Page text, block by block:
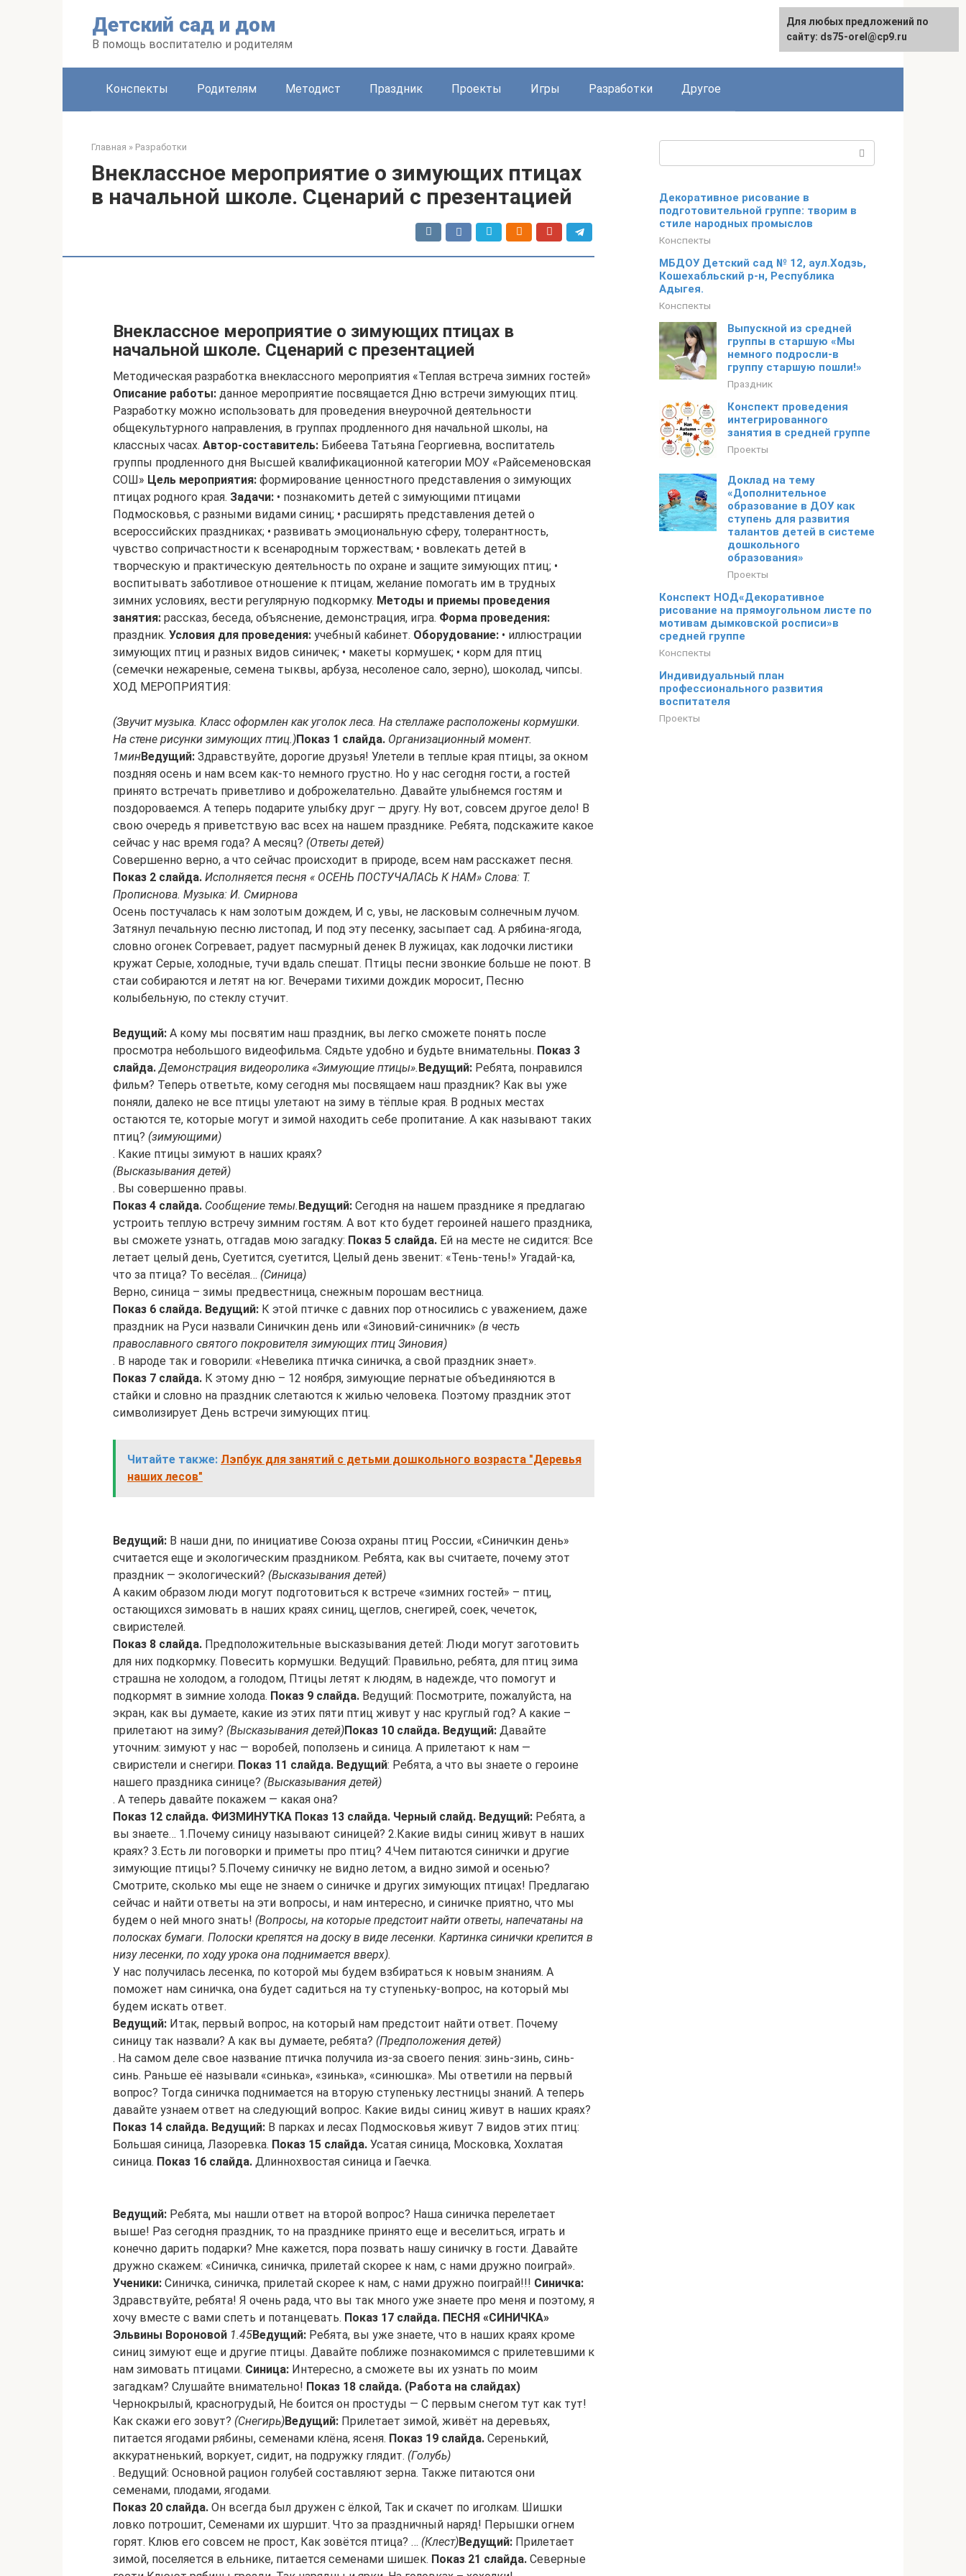
Детский сад и дом
В помощь воспитателю и родителям
Конспекты Родителям Методист Праздник Проекты Игры Разработки Другое
Главная » Разработки
Внеклассное мероприятие о зимующих птицах
в начальной школе. Сценарий с презентацией
Внеклассное мероприятие о зимующих птицах в
начальной школе. Сценарий с презентацией
Методическая разработка внеклассного мероприятия «Теплая встреча зимних гостей»
Описание работы: данное мероприятие посвящается Дню встречи зимующих птиц.
Разработку можно использовать для проведения внеурочной деятельности
общекультурного направления, в группах продленного дня начальной школы, на
классных часах. Автор-составитель: Бибеева Татьяна Георгиевна, воспитатель
группы продленного дня Высшей квалификационной категории МОУ «Райсеменовская
СОШ» Цель мероприятия: формирование ценностного представления о зимующих
птицах родного края. Задачи: • познакомить детей с зимующими птицами
Подмосковья, с разными видами синиц; • расширять представления детей о
всероссийских праздниках; • развивать эмоциональную сферу, толерантность,
чувство сопричастности к всенародным торжествам; • вовлекать детей в
творческую и практическую деятельность по охране и защите зимующих птиц; •
воспитывать заботливое отношение к птицам, желание помогать им в трудных
зимних условиях, вести регулярную подкормку. Методы и приемы проведения
занятия: рассказ, беседа, объяснение, демонстрация, игра. Форма проведения:
праздник. Условия для проведения: учебный кабинет. Оборудование: • иллюстрации
зимующих птиц и разных видов синичек; • макеты кормушек; • корм для птиц
(семечки нежареные, семена тыквы, арбуза, несоленое сало, зерно), шоколад, чипсы.
ХОД МЕРОПРИЯТИЯ:
(Звучит музыка. Класс оформлен как уголок леса. На стеллаже расположены кормушки.
На стене рисунки зимующих птиц.)Показ 1 слайда. Организационный момент.
1минВедущий: Здравствуйте, дорогие друзья! Улетели в теплые края птицы, за окном
поздняя осень и нам всем как-то немного грустно. Но у нас сегодня гости, а гостей
принято встречать приветливо и доброжелательно. Давайте улыбнемся гостям и
поздороваемся. А теперь подарите улыбку друг — другу. Ну вот, совсем другое дело! В
свою очередь я приветствую вас всех на нашем празднике. Ребята, подскажите какое
сейчас у нас время года? А месяц? (Ответы детей)
Совершенно верно, а что сейчас происходит в природе, всем нам расскажет песня.
Показ 2 слайда. Исполняется песня « ОСЕНЬ ПОСТУЧАЛАСЬ К НАМ» Слова: Т.
Прописнова. Музыка: И. Смирнова
Осень постучалась к нам золотым дождем, И с, увы, не ласковым солнечным лучом.
Затянул печальную песню листопад, И под эту песенку, засыпает сад. А рябина-ягода,
словно огонек Согревает, радует пасмурный денек В лужицах, как лодочки листики
кружат Серые, холодные, тучи вдаль спешат. Птицы песни звонкие больше не поют. В
стаи собираются и летят на юг. Вечерами тихими дождик моросит, Песню
колыбельную, по стеклу стучит.
Ведущий: А кому мы посвятим наш праздник, вы легко сможете понять после
просмотра небольшого видеофильма. Сядьте удобно и будьте внимательны. Показ 3
слайда. Демонстрация видеоролика «Зимующие птицы».Ведущий: Ребята, понравился
фильм? Теперь ответьте, кому сегодня мы посвящаем наш праздник? Как вы уже
поняли, далеко не все птицы улетают на зиму в тёплые края. В родных местах
остаются те, которые могут и зимой находить себе пропитание. А как называют таких
птиц? (зимующими)
. Какие птицы зимуют в наших краях?
(Высказывания детей)
. Вы совершенно правы.
Показ 4 слайда. Сообщение темы.Ведущий: Сегодня на нашем празднике я предлагаю
устроить теплую встречу зимним гостям. А вот кто будет героиней нашего праздника,
вы сможете узнать, отгадав мою загадку: Показ 5 слайда. Ей на месте не сидится: Все
летает целый день, Суетится, суетится, Целый день звенит: «Тень-тень!» Угадай-ка,
что за птица? То весёлая… (Синица)
Верно, синица – зимы предвестница, снежным порошам вестница.
Показ 6 слайда. Ведущий: К этой птичке с давних пор относились с уважением, даже
праздник на Руси назвали Синичкин день или «Зиновий-синичник» (в честь
православного святого покровителя зимующих птиц Зиновия)
. В народе так и говорили: «Невелика птичка синичка, а свой праздник знает».
Показ 7 слайда. К этому дню – 12 ноября, зимующие пернатые объединяются в
стайки и словно на праздник слетаются к жилью человека. Поэтому праздник этот
символизирует День встречи зимующих птиц.
Читайте также: Лэпбук для занятий с детьми дошкольного возраста "Деревья
наших лесов"
Ведущий: В наши дни, по инициативе Союза охраны птиц России, «Синичкин день»
считается еще и экологическим праздником. Ребята, как вы считаете, почему этот
праздник — экологический? (Высказывания детей)
А каким образом люди могут подготовиться к встрече «зимних гостей» – птиц,
остающихся зимовать в наших краях синиц, щеглов, снегирей, соек, чечеток,
свиристелей.
Показ 8 слайда. Предположительные высказывания детей: Люди могут заготовить
для них подкормку. Повесить кормушки. Ведущий: Правильно, ребята, для птиц зима
страшна не холодом, а голодом, Птицы летят к людям, в надежде, что помогут и
подкормят в зимние холода. Показ 9 слайда. Ведущий: Посмотрите, пожалуйста, на
экран, как вы думаете, какие из этих пяти птиц живут у нас круглый год? А какие –
прилетают на зиму? (Высказывания детей)Показ 10 слайда. Ведущий: Давайте
уточним: зимуют у нас — воробей, поползень и синица. А прилетают к нам —
свиристели и снегири. Показ 11 слайда. Ведущий: Ребята, а что вы знаете о героине
нашего праздника синице? (Высказывания детей)
. А теперь давайте покажем — какая она?
Показ 12 слайда. ФИЗМИНУТКА Показ 13 слайда. Черный слайд. Ведущий: Ребята, а
вы знаете… 1.Почему синицу называют синицей? 2.Какие виды синиц живут в наших
краях? 3.Есть ли поговорки и приметы про птиц? 4.Чем питаются синички и другие
зимующие птицы? 5.Почему синичку не видно летом, а видно зимой и осенью?
Смотрите, сколько мы еще не знаем о синичке и других зимующих птицах! Предлагаю
сейчас и найти ответы на эти вопросы, и нам интересно, и синичке приятно, что мы
будем о ней много знать! (Вопросы, на которые предстоит найти ответы, напечатаны на
полосках бумаги. Полоски крепятся на доску в виде лесенки. Картинка синички крепится в
низу лесенки, по ходу урока она поднимается вверх).
У нас получилась лесенка, по которой мы будем взбираться к новым знаниям. А
поможет нам синичка, она будет садиться на ту ступеньку-вопрос, на который мы
будем искать ответ.
Ведущий: Итак, первый вопрос, на который нам предстоит найти ответ. Почему
синицу так назвали? А как вы думаете, ребята? (Предположения детей)
. На самом деле свое название птичка получила из-за своего пения: зинь-зинь, синь-
синь. Раньше её называли «синька», «зинька», «синюшка». Мы ответили на первый
вопрос? Тогда синичка поднимается на вторую ступеньку лестницы знаний. А теперь
давайте узнаем ответ на следующий вопрос. Какие виды синиц живут в наших краях?
Показ 14 слайда. Ведущий: В парках и лесах Подмосковья живут 7 видов этих птиц:
Большая синица, Лазоревка. Показ 15 слайда. Усатая синица, Московка, Хохлатая
синица. Показ 16 слайда. Длиннохвостая синица и Гаечка.
Ведущий: Ребята, мы нашли ответ на второй вопрос? Наша синичка перелетает
выше! Раз сегодня праздник, то на празднике принято еще и веселиться, играть и
конечно дарить подарки? Мне кажется, пора позвать нашу синичку в гости. Давайте
дружно скажем: «Синичка, синичка, прилетай скорее к нам, с нами дружно поиграй».
Ученики: Синичка, синичка, прилетай скорее к нам, с нами дружно поиграй!!! Синичка:
Здравствуйте, ребята! Я очень рада, что вы так много уже знаете про меня и поэтому, я
хочу вместе с вами спеть и потанцевать. Показ 17 слайда. ПЕСНЯ «СИНИЧКА»
Эльвины Вороновой 1.45Ведущий: Ребята, вы уже знаете, что в наших краях кроме
синиц зимуют еще и другие птицы. Давайте поближе познакомимся с прилетевшими к
нам зимовать птицами. Синица: Интересно, а сможете вы их узнать по моим
загадкам? Слушайте внимательно! Показ 18 слайда. (Работа на слайдах)
Чернокрылый, красногрудый, Не боится он простуды — С первым снегом тут как тут!
Как скажи его зовут? (Снегирь)Ведущий: Прилетает зимой, живёт на деревьях,
питается ягодами рябины, семенами клёна, ясеня. Показ 19 слайда. Серенький,
аккуратненький, воркует, сидит, на подружку глядит. (Голубь)
. Ведущий: Основной рацион голубей составляют зерна. Также питаются они
семенами, плодами, ягодами.
Показ 20 слайда. Он всегда был дружен с ёлкой, Так и скачет по иголкам. Шишки
ловко потрошит, Семенами их шуршит. Что за праздничный наряд! Перышки огнем
горят. Клюв его совсем не прост, Как зовётся птица? … (Клест)Ведущий: Прилетает
зимой, поселяется в ельнике, питается семенами шишек. Показ 21 слайда. Северные
Декоративное рисование в
подготовительной группе: творим в
стиле народных промыслов
Конспекты
МБДОУ Детский сад № 12, аул.Ходзь,
Кошехабльский р-н, Республика
Адыгея.
Конспекты
Выпускной из средней
группы в старшую «Мы
немного подросли-в
группу старшую пошли!»
Праздник
Конспект проведения
интегрированного
занятия в средней группе
Проекты
Доклад на тему
«Дополнительное
образование в ДОУ как
ступень для развития
талантов детей в системе
дошкольного
образования»
Проекты
Конспект НОД«Декоративное
рисование на прямоугольном листе по
мотивам дымковской росписи»в
средней группе
Конспекты
Индивидуальный план
профессионального развития
воспитателя
Проекты
Для любых предложений по
сайту: ds75-orel@cp9.ru